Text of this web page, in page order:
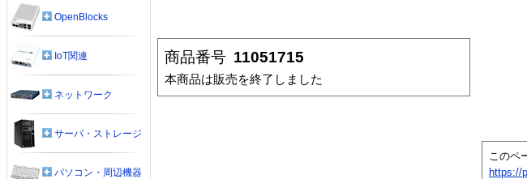
商品番号 11051715
本商品は販売を終了しました
このペ
https://
OpenBlocks
IoT関連
ネットワーク
サーバ・ストレージ
パソコン・周辺機器